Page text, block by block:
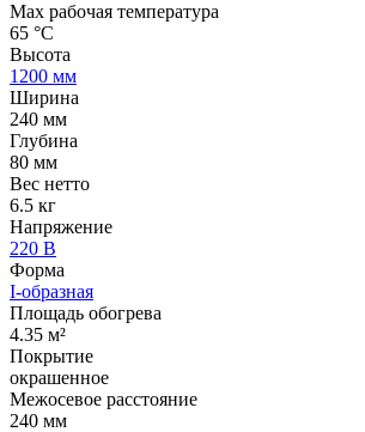
Max рабочая температура
65 °С
Высота
1200 мм
Ширина
240 мм
Глубина
80 мм
Вес нетто
6.5 кг
Напряжение
220 В
Форма
I-образная
Площадь обогрева
4.35 м²
Покрытие
окрашенное
Межосевое расстояние
240 мм